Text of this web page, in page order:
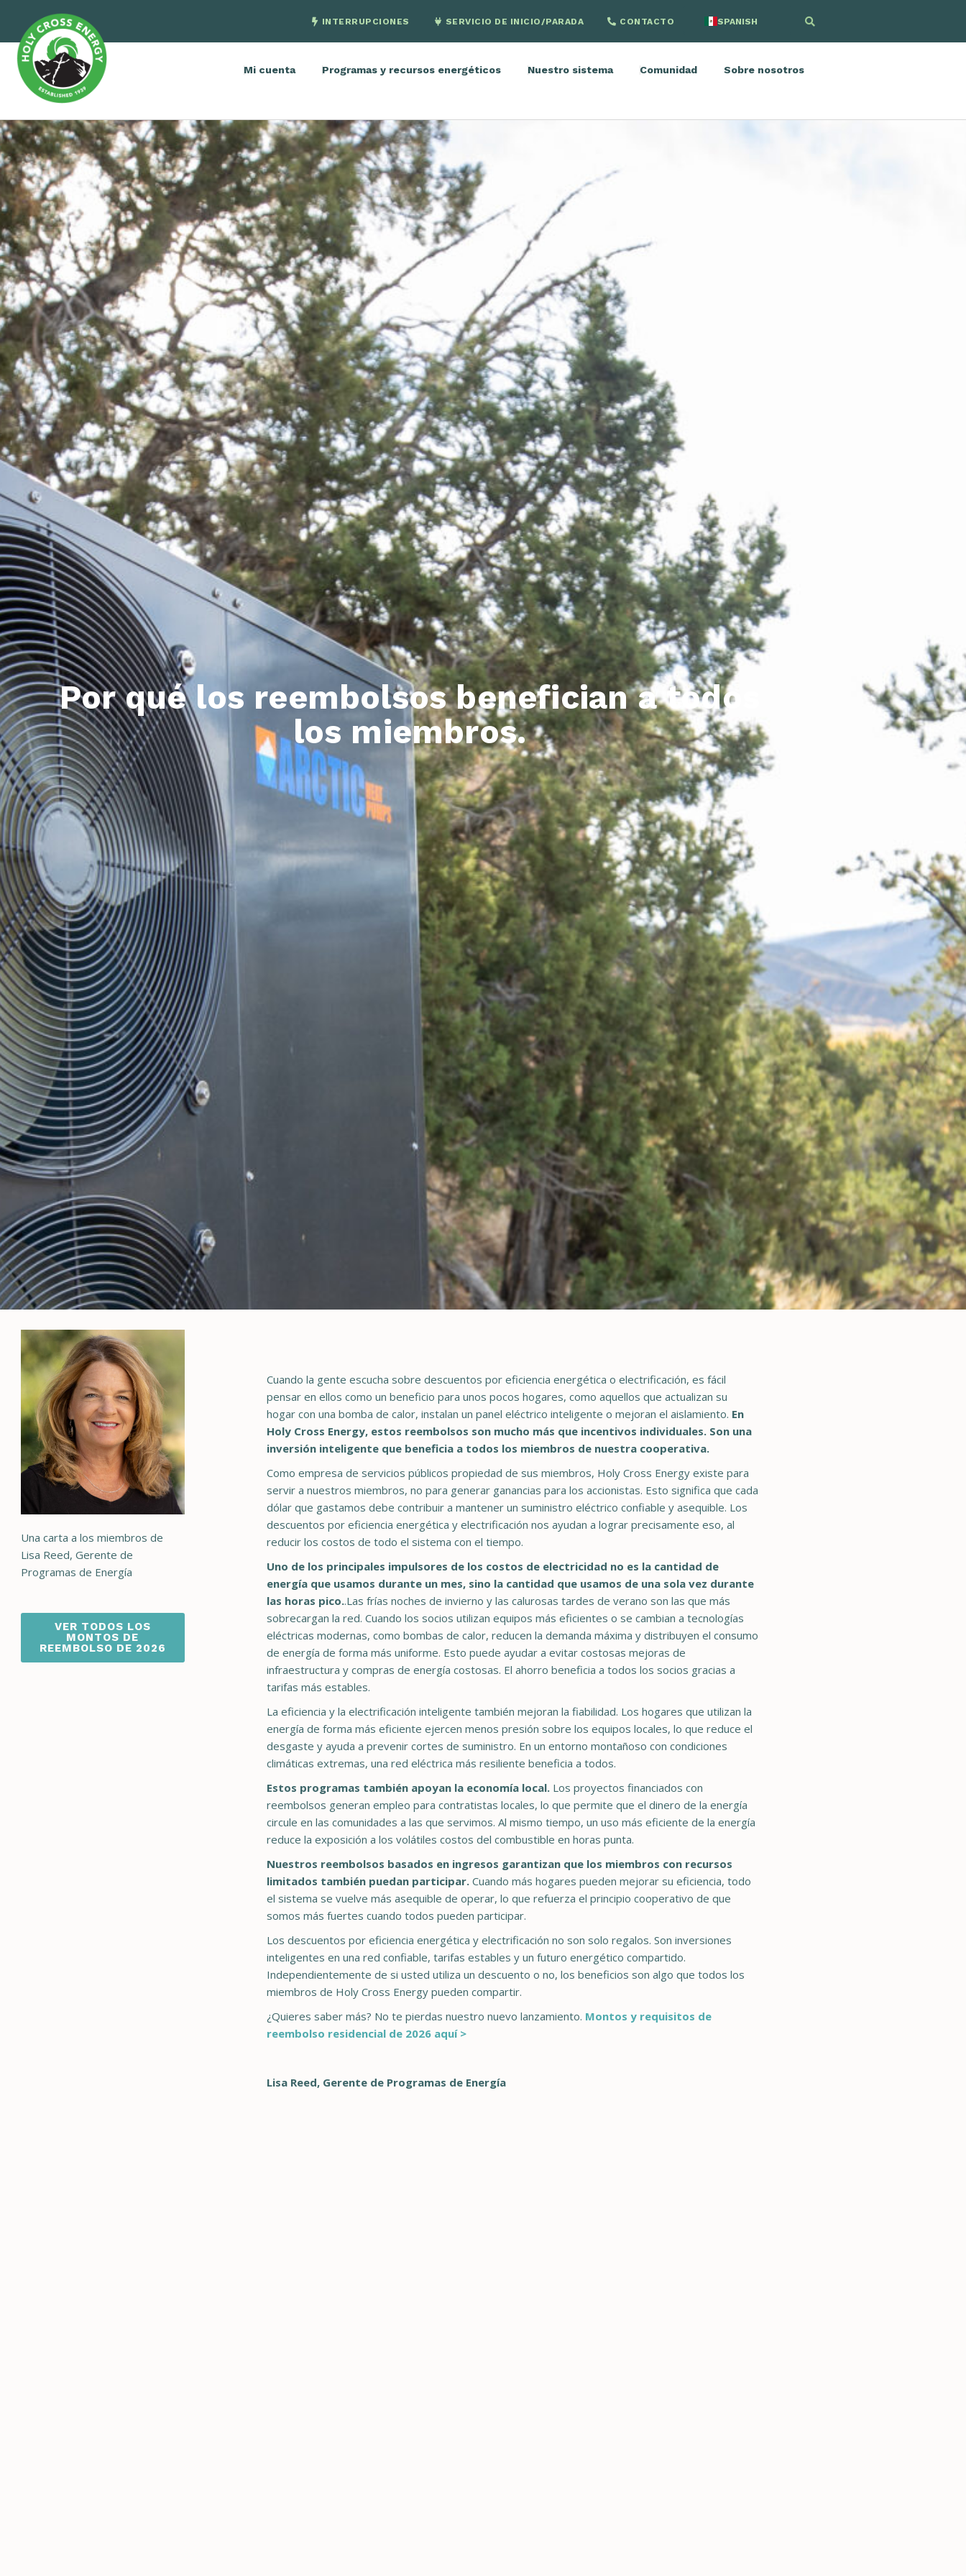
INTERRUPCIONES SERVICIO DE INICIO/PARADA CONTACTO SPANISH
ENGLISH
Mi cuenta Programas y recursos energéticos Nuestro sistema Comunidad Sobre nosotros
Por qué los reembolsos benefician a todos
los miembros.
Una carta a los miembros de
Lisa Reed, Gerente de
Programas de Energía
VER TODOS LOS
MONTOS DE
REEMBOLSO DE 2026
Cuando la gente escucha sobre descuentos por eficiencia energética o electrificación, es fácil
pensar en ellos como un beneficio para unos pocos hogares, como aquellos que actualizan su
hogar con una bomba de calor, instalan un panel eléctrico inteligente o mejoran el aislamiento. En
Holy Cross Energy, estos reembolsos son mucho más que incentivos individuales. Son una
inversión inteligente que beneficia a todos los miembros de nuestra cooperativa.
Como empresa de servicios públicos propiedad de sus miembros, Holy Cross Energy existe para
servir a nuestros miembros, no para generar ganancias para los accionistas. Esto significa que cada
dólar que gastamos debe contribuir a mantener un suministro eléctrico confiable y asequible. Los
descuentos por eficiencia energética y electrificación nos ayudan a lograr precisamente eso, al
reducir los costos de todo el sistema con el tiempo.
Uno de los principales impulsores de los costos de electricidad no es la cantidad de
energía que usamos durante un mes, sino la cantidad que usamos de una sola vez durante
las horas pico..Las frías noches de invierno y las calurosas tardes de verano son las que más
sobrecargan la red. Cuando los socios utilizan equipos más eficientes o se cambian a tecnologías
eléctricas modernas, como bombas de calor, reducen la demanda máxima y distribuyen el consumo
de energía de forma más uniforme. Esto puede ayudar a evitar costosas mejoras de
infraestructura y compras de energía costosas. El ahorro beneficia a todos los socios gracias a
tarifas más estables.
La eficiencia y la electrificación inteligente también mejoran la fiabilidad. Los hogares que utilizan la
energía de forma más eficiente ejercen menos presión sobre los equipos locales, lo que reduce el
desgaste y ayuda a prevenir cortes de suministro. En un entorno montañoso con condiciones
climáticas extremas, una red eléctrica más resiliente beneficia a todos.
Estos programas también apoyan la economía local. Los proyectos financiados con
reembolsos generan empleo para contratistas locales, lo que permite que el dinero de la energía
circule en las comunidades a las que servimos. Al mismo tiempo, un uso más eficiente de la energía
reduce la exposición a los volátiles costos del combustible en horas punta.
Nuestros reembolsos basados en ingresos garantizan que los miembros con recursos
limitados también puedan participar.Cuando más hogares pueden mejorar su eficiencia, todo
el sistema se vuelve más asequible de operar, lo que refuerza el principio cooperativo de que
somos más fuertes cuando todos pueden participar.
Los descuentos por eficiencia energética y electrificación no son solo regalos. Son inversiones
inteligentes en una red confiable, tarifas estables y un futuro energético compartido.
Independientemente de si usted utiliza un descuento o no, los beneficios son algo que todos los
miembros de Holy Cross Energy pueden compartir.
¿Quieres saber más? No te pierdas nuestro nuevo lanzamiento. Montos y requisitos de
reembolso residencial de 2026 aquí >
Lisa Reed, Gerente de Programas de Energía